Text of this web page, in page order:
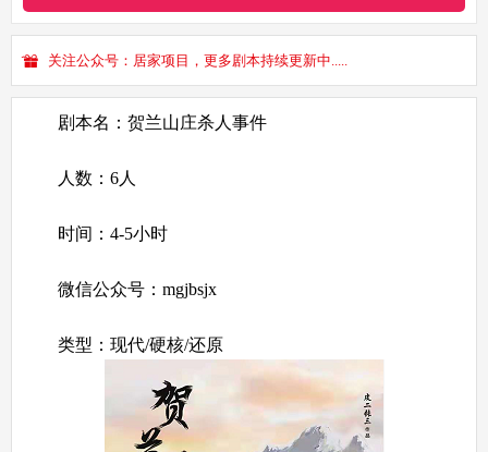
关注公众号：居家项目，更多剧本持续更新中.....
剧本名：贺兰山庄杀人事件
人数：6人
时间：4-5小时
微信公众号：mgjbsjx
类型：现代/硬核/还原